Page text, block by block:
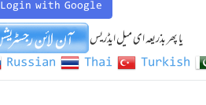
Login with Google
یا پھر بذریعہ ای میل ایڈریس
Russian Thai Turkish